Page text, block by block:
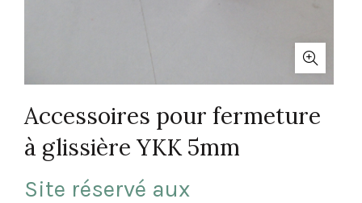
Accessoires pour fermeture
à glissière YKK 5mm
Site réservé aux